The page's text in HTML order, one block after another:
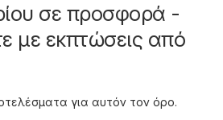
σε προσφορά -
με εκπτώσεις από
για αυτόν τον όρο.